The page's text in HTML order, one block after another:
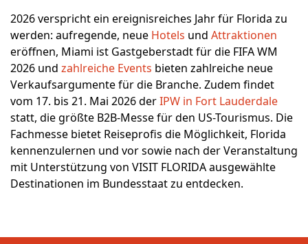
2026 verspricht ein ereignisreiches Jahr für Florida zu
werden: aufregende, neue Hotels und Attraktionen
eröffnen, Miami ist Gastgeberstadt für die FIFA WM
2026 und zahlreiche Events bieten zahlreiche neue
Verkaufsargumente für die Branche. Zudem findet
vom 17. bis 21. Mai 2026 derIPW in Fort Lauderdale
statt, die größte B2B-Messe für den US-Tourismus. Die
Fachmesse bietet Reiseprofis die Möglichkeit, Florida
kennenzulernen und vor sowie nach der Veranstaltung
mit Unterstützung von VISIT FLORIDA ausgewählte
Destinationen im Bundesstaat zu entdecken.